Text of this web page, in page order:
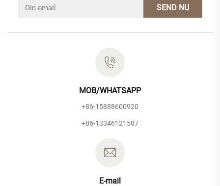
SEND NU
MOB/WHATSAPP
+86-15888600920
+86-13346121587
E-mail